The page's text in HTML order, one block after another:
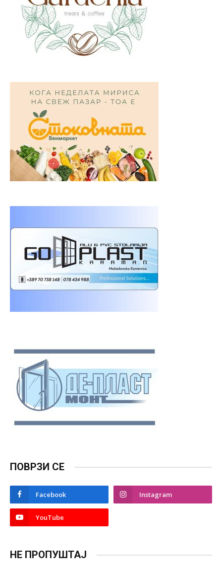
ПОВРЗИ СЕ
Facebook Instagram
YouTube
НЕ ПРОПУШТАЈ